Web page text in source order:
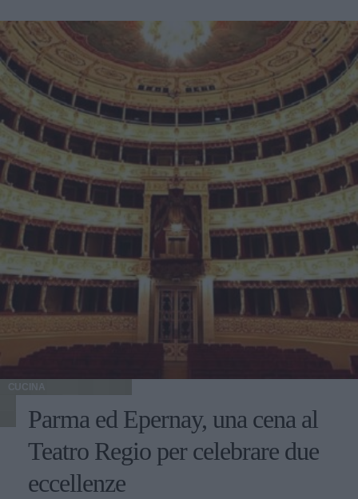
CUCINA
Parma ed Epernay, una cena al
Teatro Regio per celebrare due
eccellenze